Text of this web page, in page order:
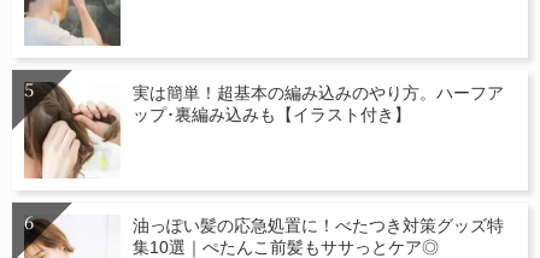
実は簡単！超基本の編み込みのやり方。ハーフア
ップ･裏編み込みも【イラスト付き】
油っぽい髪の応急処置に！べたつき対策グッズ特
集10選｜ぺたんこ前髪もササっとケア◎